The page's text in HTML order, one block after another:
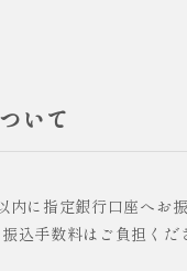
いて
内に指定銀行口座へお
込手数料はご負担くだ